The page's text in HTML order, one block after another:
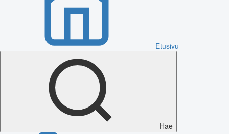
Etusivu
Hae